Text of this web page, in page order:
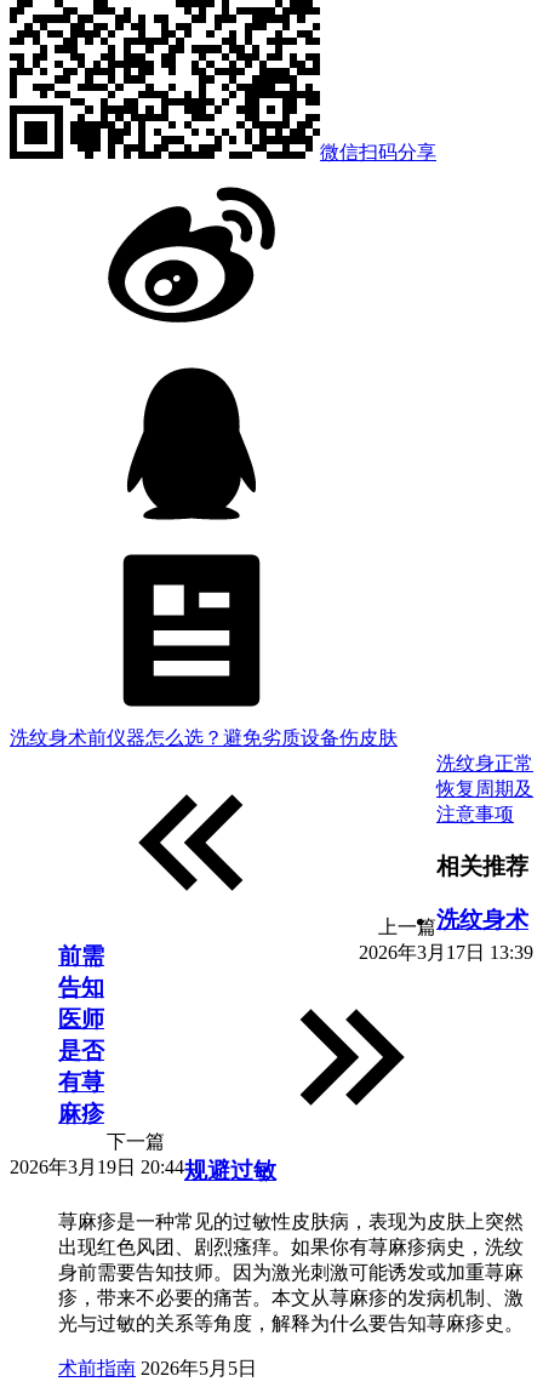
微信扫码分享
洗纹身术前仪器怎么选？避免劣质设备伤皮肤
上一篇
2026年3月17日 13:39
洗纹身正常
恢复周期及
注意事项
下一篇
2026年3月19日 20:44
相关推荐
洗纹身术
前需
告知
医师
是否
有荨
麻疹
规避过敏
荨麻疹是一种常见的过敏性皮肤病，表现为皮肤上突然
出现红色风团、剧烈瘙痒。如果你有荨麻疹病史，洗纹
身前需要告知技师。因为激光刺激可能诱发或加重荨麻
疹，带来不必要的痛苦。本文从荨麻疹的发病机制、激
光与过敏的关系等角度，解释为什么要告知荨麻疹史。
术前指南 2026年5月5日